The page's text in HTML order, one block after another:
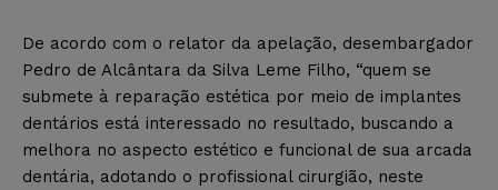
De acordo com o relator da apelação, desembargador
Pedro de Alcântara da Silva Leme Filho, “quem se
submete à reparação estética por meio de implantes
dentários está interessado no resultado, buscando a
melhora no aspecto estético e funcional de sua arcada
dentária, adotando o profissional cirurgião, neste